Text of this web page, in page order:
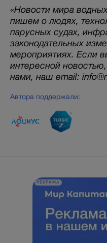
«Новости мира
пишем о людях,
парусных судах,
законодательных
мероприятиях. Если
интересной
нами, наш email:
Автора поддержали:
РЕКЛАМА